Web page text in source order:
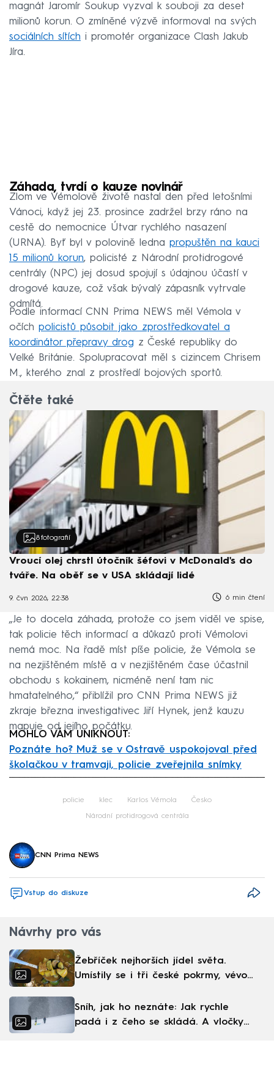
magnát Jaromír Soukup vyzval k souboji za deset
milionů korun. O zmíněné výzvě informoval na svých
sociálních sítích i promotér organizace Clash Jakub
Jíra.
Záhada, tvrdí o kauze novinář
Zlom ve Vémolově životě nastal den před letošními
Vánoci, když jej 23. prosince zadržel brzy ráno na
cestě do nemocnice Útvar rychlého nasazení
(URNA). Byť byl v polovině ledna propuštěn na kauci
15 milionů korun, policisté z Národní protidrogové
centrály (NPC) jej dosud spojují s údajnou účastí v
drogové kauze, což však bývalý zápasník vytrvale
odmítá.
Podle informací CNN Prima NEWS měl Vémola v
očích policistů působit jako zprostředkovatel a
koordinátor přepravy drog z České republiky do
Velké Británie. Spolupracovat měl s cizincem Chrisem
M., kterého znal z prostředí bojových sportů.
Čtěte také
8 fotografií
Vroucí olej chrstl útočník šéfovi v McDonald's do
tváře. Na oběť se v USA skládají lidé
9. čvn 2026, 22:38 6 min čtení
„Je to docela záhada, protože co jsem viděl ve spise,
tak policie těch informací a důkazů proti Vémolovi
nemá moc. Na řadě míst píše policie, že Vémola se
na nezjištěném místě a v nezjištěném čase účastnil
obchodu s kokainem, nicméně není tam nic
hmatatelného,“ přiblížil pro CNN Prima NEWS již
zkraje března investigativec Jiří Hynek, jenž kauzu
mapuje od jejího počátku.
MOHLO VÁM UNIKNOUT:
Poznáte ho? Muž se v Ostravě uspokojoval před
školačkou v tramvaji, policie zveřejnila snímky
policie klec Karlos Vémola Česko
Národní protidrogová centrála
CNN Prima NEWS
Vstup do diskuze
Návrhy pro vás
Žebříček nejhorších jídel světa.
Umístily se i tři české pokrmy, vévodí
Sníh, jak ho neznáte: Jak rychle
padá i z čeho se skládá. A vločky